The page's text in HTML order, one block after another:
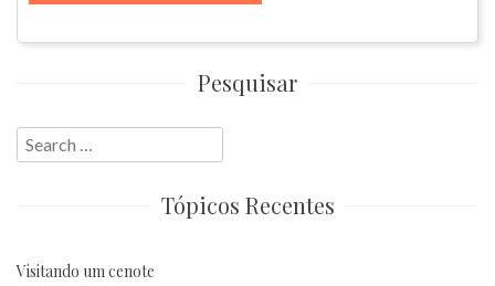
Pesquisar
Search
for:
Tópicos Recentes
Visitando um cenote